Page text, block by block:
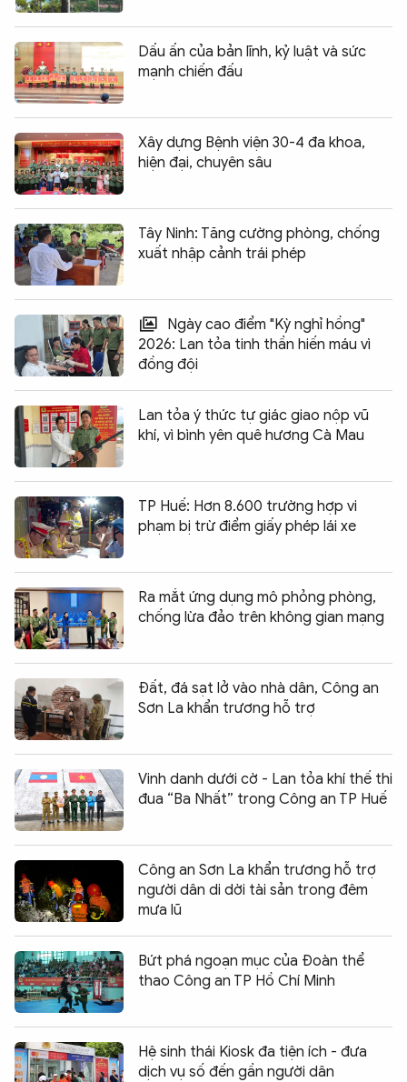
Dấu ấn của bản lĩnh, kỷ luật và sức
mạnh chiến đấu
Xây dựng Bệnh viện 30-4 đa khoa,
hiện đại, chuyên sâu
Tây Ninh: Tăng cường phòng, chống
xuất nhập cảnh trái phép
Ngày cao điểm "Kỳ nghỉ hồng"
2026: Lan tỏa tinh thần hiến máu vì
đồng đội
Lan tỏa ý thức tự giác giao nộp vũ
khí, vì bình yên quê hương Cà Mau
TP Huế: Hơn 8.600 trường hợp vi
phạm bị trừ điểm giấy phép lái xe
Ra mắt ứng dụng mô phỏng phòng,
chống lừa đảo trên không gian mạng
Đất, đá sạt lở vào nhà dân, Công an
Sơn La khẩn trương hỗ trợ
Vinh danh dưới cờ - Lan tỏa khí thế thi
đua “Ba Nhất” trong Công an TP Huế
Công an Sơn La khẩn trương hỗ trợ
người dân di dời tài sản trong đêm
mưa lũ
Bứt phá ngoạn mục của Đoàn thể
thao Công an TP Hồ Chí Minh
Hệ sinh thái Kiosk đa tiện ích - đưa
dịch vụ số đến gần người dân